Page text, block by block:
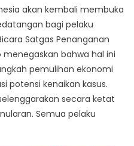
akan kembali membuka
bagi pelaku
Satgas Penanganan
menegaskan bahwa hal ini
pemulihan ekonomi
potensi kenaikan kasus.
secara ketat
Semua pelaku